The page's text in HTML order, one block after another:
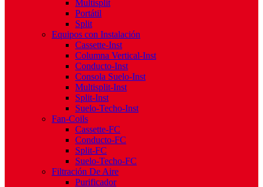
Multisplit
Portátil
Split
Equipos con Instalación
Cassette-Inst
Columna Vertical-Inst
Conducto-Inst
Consola Suelo-Inst
Multisplit-Inst
Split-Inst
Suelo-Techo-Inst
Fan-Coils
Cassette-FC
Conducto-FC
Split-FC
Suelo-Techo-FC
Filtración De Aire
Purificador